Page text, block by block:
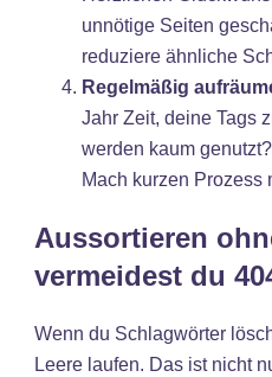
unnötige Seiten
reduziere ähnliche
Regelmäßig
Jahr Zeit, deine Tags
werden kaum
Mach kurzen Prozess
Aussortieren
vermeidest du
Wenn du Schlagwörter
Leere laufen. Das ist nicht